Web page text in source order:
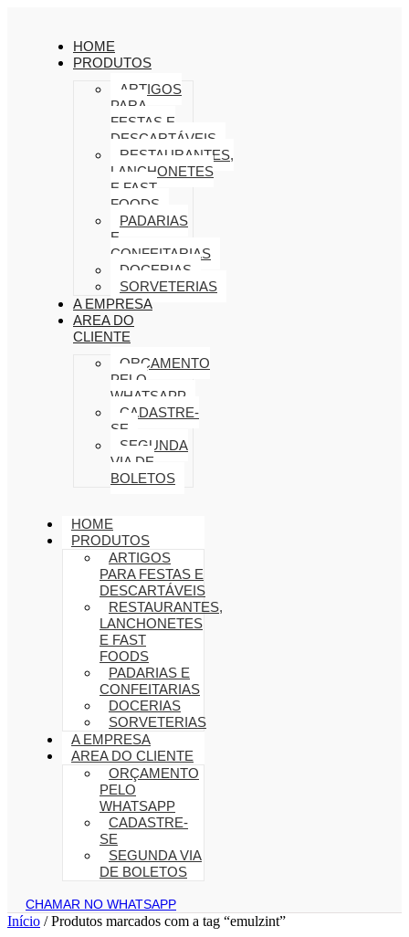
HOME
PRODUTOS
ARTIGOS
PARA
FESTAS E
DESCARTÁVEIS
RESTAURANTES,
LANCHONETES
E FAST
FOODS
PADARIAS
E
CONFEITARIAS
DOCERIAS
SORVETERIAS
A EMPRESA
AREA DO
CLIENTE
ORÇAMENTO
PELO
WHATSAPP
CADASTRE-
SE
SEGUNDA
VIA DE
BOLETOS
HOME
PRODUTOS
ARTIGOS
PARA FESTAS E
DESCARTÁVEIS
RESTAURANTES,
LANCHONETES
E FAST
FOODS
PADARIAS E
CONFEITARIAS
DOCERIAS
SORVETERIAS
A EMPRESA
AREA DO CLIENTE
ORÇAMENTO
PELO
WHATSAPP
CADASTRE-
SE
SEGUNDA VIA
DE BOLETOS
CHAMAR NO WHATSAPP
Início / Produtos marcados com a tag “emulzint”